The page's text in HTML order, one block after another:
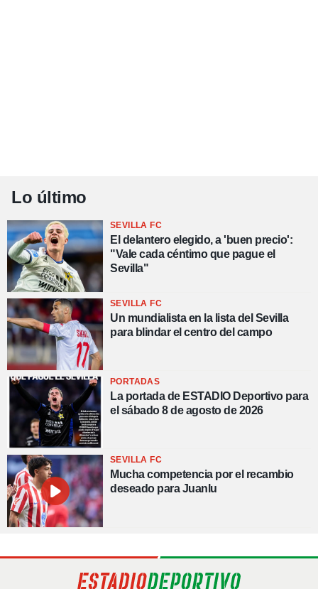
Lo último
SEVILLA FC
El delantero elegido, a 'buen precio':
"Vale cada céntimo que pague el
Sevilla"
SEVILLA FC
Un mundialista en la lista del Sevilla
para blindar el centro del campo
PORTADAS
La portada de ESTADIO Deportivo para
el sábado 8 de agosto de 2026
SEVILLA FC
Mucha competencia por el recambio
deseado para Juanlu